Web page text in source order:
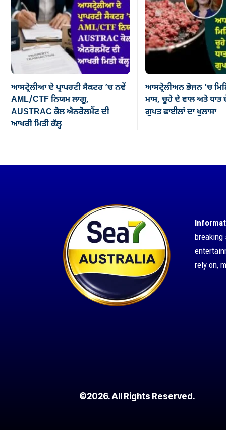
ਆਸਟ੍ਰੇਲੀਆ ਦੇ ਪ੍ਰਾਪਰਟੀ ਸੈਕਟਰ ’ਚ ਨਵੇਂ
AML/CTF ਨਿਯਮ ਲਾਗੂ,
AUSTRAC ਕੋਲ ਐਨਰੋਲਮੈਂਟ ਦੀ
ਆਖਰੀ ਮਿਤੀ ਕੱਲ੍ਹ
ਆਸਟ੍ਰੇਲੀਅਨ ਭੋਜਨ ’ਚ
ਮਾਸ, ਚੂਹੇ ਦੇ ਵਾਲ ਅਤੇ ਧਾਤ
ਗੁਪਤ ਫਾਈਲਾਂ ਦਾ ਖੁਲਾਸਾ
rely on,
©2026. All Rights Reserved.